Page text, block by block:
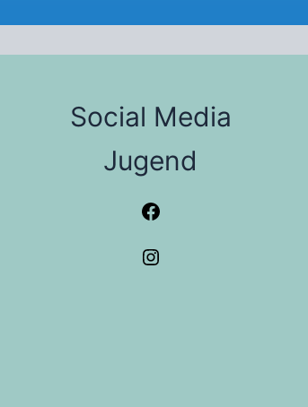
Social Media
Jugend